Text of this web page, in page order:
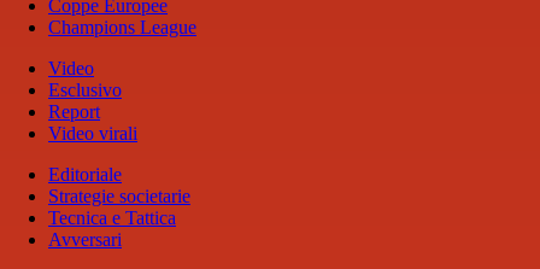
Coppe Europee
Champions League
Video
Esclusivo
Report
Video virali
Editoriale
Strategie societarie
Tecnica e Tattica
Avversari